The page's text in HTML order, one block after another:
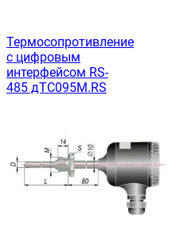
Термосопротивление
с цифровым
интерфейсом RS-
485 дТС095М.RS